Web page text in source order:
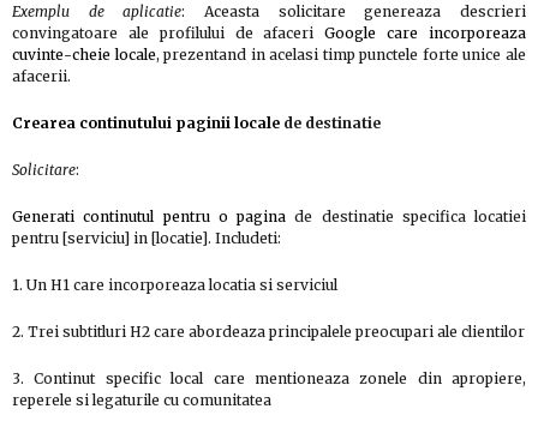
Exemplu de aplicatie: Aceasta solicitare genereaza descrieri
convingatoare ale profilului de afaceriGoogle care incorporeaza
cuvinte-cheie locale, prezentand in acelasi timp punctele forte unice ale
afacerii.
Crearea continutului paginii locale de destinatie
Solicitare:
Generati continutul pentru o pagina de destinatie specifica locatiei
pentru [serviciu] in [locatie]. Includeti:
1. Un H1 care incorporeaza locatia si serviciul
2. Trei subtitluri H2 care abordeaza principalele preocupari ale clientilor
3. Continut specific local care mentioneaza zonele din apropiere,
reperele si legaturile cu comunitatea